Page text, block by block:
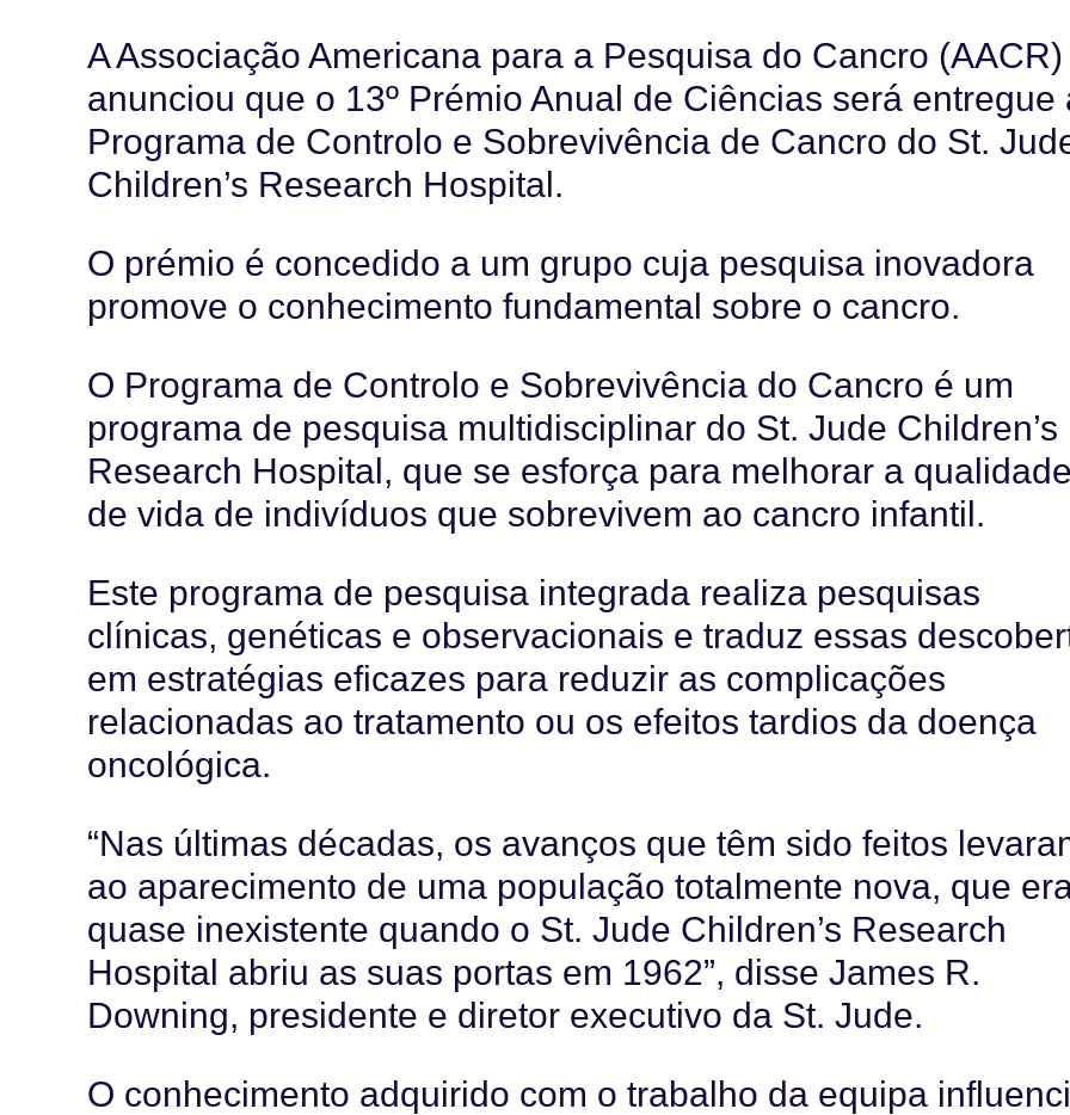
A Associação Americana para a Pesquisa do Cancro (AACR)
anunciou que o 13º Prémio Anual de Ciências será entregue
Programa de Controlo e Sobrevivência de Cancro do St.
Children’s Research Hospital.
O prémio é concedido a um grupo cuja pesquisa inovadora
promove o conhecimento fundamental sobre o cancro.
O Programa de Controlo e Sobrevivência do Cancro é um
programa de pesquisa multidisciplinar do St. Jude Children’s
Research Hospital, que se esforça para melhorar a
de vida de indivíduos que sobrevivem ao cancro infantil.
Este programa de pesquisa integrada realiza pesquisas
clínicas, genéticas e observacionais e traduz essas
em estratégias eficazes para reduzir as complicações
relacionadas ao tratamento ou os efeitos tardios da doença
oncológica.
“Nas últimas décadas, os avanços que têm sido feitos
ao aparecimento de uma população totalmente nova, que
quase inexistente quando o St. Jude Children’s Research
Hospital abriu as suas portas em 1962”, disse James R.
Downing, presidente e diretor executivo da St. Jude.
O conhecimento adquirido com o trabalho da equipa